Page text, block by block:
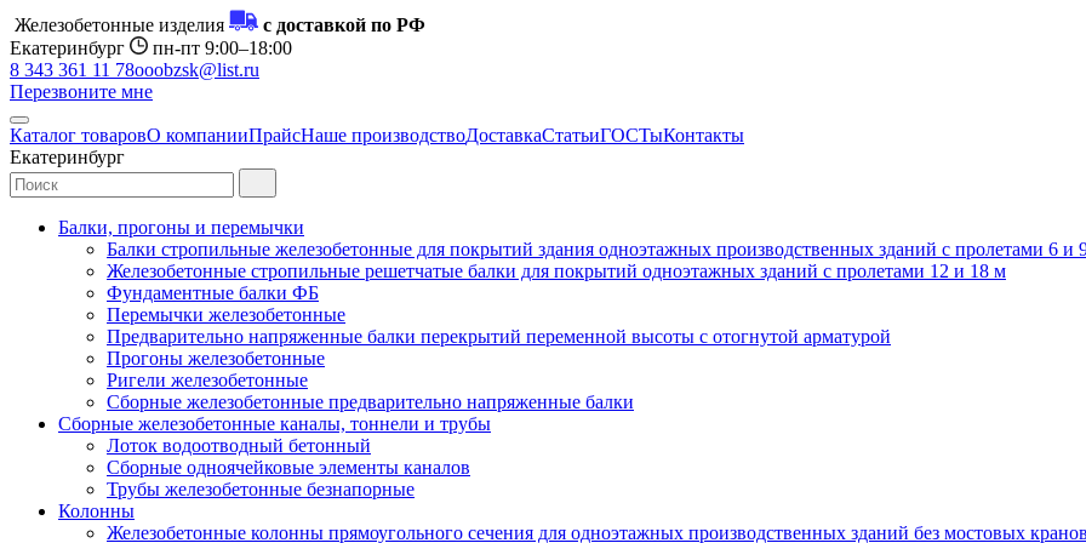
Железобетонные изделия
с доставкой по РФ
Екатеринбург
пн-пт 9:00–18:00
8 343 361 11 78ooobzsk@list.ru
Перезвоните мне
Каталог товаровО компанииПрайсНаше производствоДоставкаСтатьиГОСТыКонтакты
Екатеринбург
Балки, прогоны и перемычки
Балки стропильные железобетонные для покрытий здания одноэтажных производственных зданий с пролетами 6
Железобетонные стропильные решетчатые балки для покрытий одноэтажных зданий с пролетами 12 и 18 м
Фундаментные балки ФБ
Перемычки железобетонные
Предварительно напряженные балки перекрытий переменной высоты с отогнутой арматурой
Прогоны железобетонные
Ригели железобетонные
Сборные железобетонные предварительно напряженные балки
Сборные железобетонные каналы, тоннели и трубы
Лоток водоотводный бетонный
Сборные одноячейковые элементы каналов
Трубы железобетонные безнапорные
Колонны
Железобетонные колонны прямоугольного сечения для одноэтажных производственных зданий без мостовых кранов